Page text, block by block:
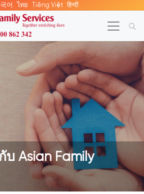
어 ไทย Tiếng Việt हिन्दी
บ Asian Family